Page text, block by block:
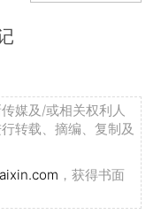
媒及/或相关权利人
转载、摘编、复制及
，获得书面